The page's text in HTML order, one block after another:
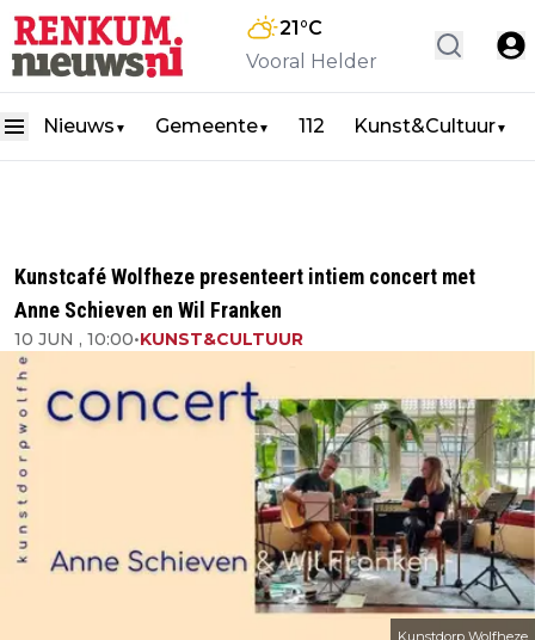
21 °C
Vooral Helder
Nieuws ▼ Gemeente▼ 112 Kunst&Cultuur▼
Kunstcafé Wolfheze presenteert intiem concert met
Anne Schieven en Wil Franken
10 JUN , 10:00•KUNST&CULTUUR
Kunstdorp Wolfheze